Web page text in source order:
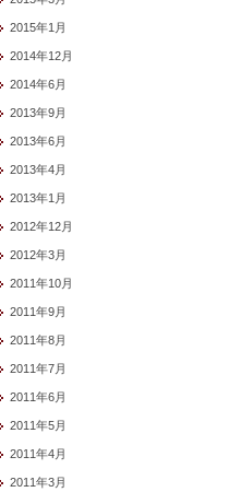
2015年1月
2014年12月
2014年6月
2013年9月
2013年6月
2013年4月
2013年1月
2012年12月
2012年3月
2011年10月
2011年9月
2011年8月
2011年7月
2011年6月
2011年5月
2011年4月
2011年3月